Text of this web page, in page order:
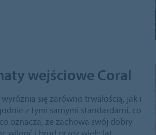
wejściowe Coral
się zarówno trwałością, jak i
z tymi samymi standardami, co
oznacza, że zachowa swój dobry
wilgoć i brud przez wiele lat.